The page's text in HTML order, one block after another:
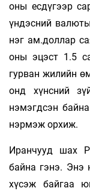
оны есдүгээр
үндэсний
нэг ам.доллар
оны эцэст 1.5
гурван жилийн
онд хүнсний
нэмэгдсэн
нэрмэж орхиж.
Иранчууд шах
байна гэнэ. Энэ
хүсэж байгаа